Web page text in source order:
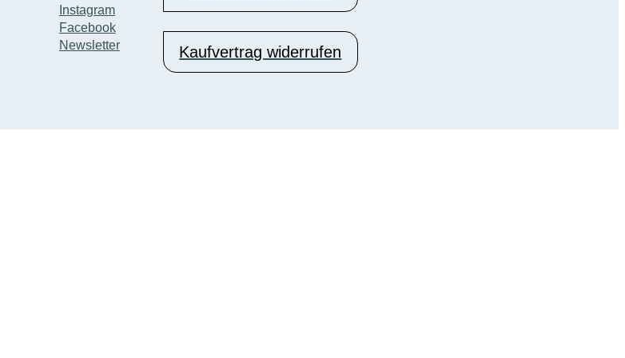
Instagram
Facebook
Newsletter
Kaufvertrag widerrufen